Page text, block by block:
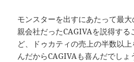
モンスターを出すにあたって最
親会社だったCAGIVAを説得する
ど、ドゥカティの売上の半数以
んだからCAGIVAも喜んだでしょ